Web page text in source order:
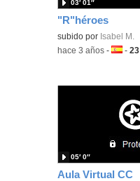
"R"héroes
Contenido educativo.
subido por Isabel M.
03′ 01″
-hace 3 años -Idioma:
-23
Aula Virtual CC
05′ 0″